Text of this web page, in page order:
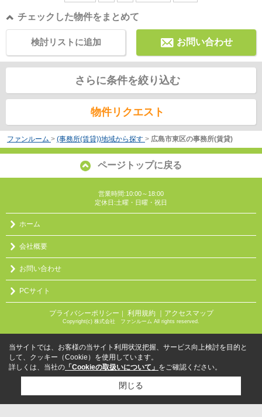
チェックした物件をまとめて
お問い合わせ
検討リストに追加
さらに条件を絞り込む
物件リクエスト
ファンルーム > (事務所(賃貸))地域から探す > 広島市東区の事務所(賃貸)
ページトップに戻る
営業時間:10:00～18:00
定休日:土曜・日曜・祝日
ホーム
会社概要
お問い合わせ
PCサイト
プライバシーポリシー ｜ 利用規約 ｜アクセスマップ
Copyright(c) 株式会社 ファンルーム All rights reserved.
当サイトでは、お客様の当サイト利用状況把握、サービス向上検討を目的と
して、クッキー（Cookie）を使用しています。
詳しくは、当社の 「Cookieの取扱いについて」 をご確認ください。
閉じる